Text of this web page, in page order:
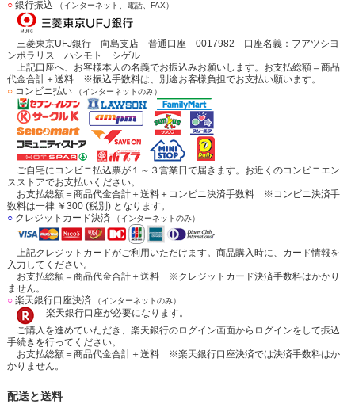
○銀行振込 （インターネット、電話、FAX）
三菱東京UFJ銀行 向島支店 普通口座 0017982 口座名義：フアツシヨ
ンポラリス ハシモト シゲル
上記口座へ、お客様本人の名義でお振込みお願いします。お支払総額＝商品
代金合計＋送料 ※振込手数料は、別途お客様負担でお支払い願います。
○コンビニ払い （インターネットのみ）
ご自宅にコンビニ払込票が１～３営業日で届きます。お近くのコンビニエン
スストアでお支払いください。
お支払総額＝商品代金合計＋送料＋コンビニ決済手数料 ※コンビニ決済手
数料は一律 ￥300 (税別) となります。
○クレジットカード決済 （インターネットのみ）
上記クレジットカードがご利用いただけます。商品購入時に、カード情報を
入力してください。
お支払総額＝商品代金合計＋送料 ※クレジットカード決済手数料はかかり
ません。
○楽天銀行口座決済 （インターネットのみ）
楽天銀行口座が必要になります。
ご購入を進めていただき、楽天銀行のログイン画面からログインをして振込
手続きを行ってください。
お支払総額＝商品代金合計＋送料 ※楽天銀行口座決済では決済手数料はか
かりません。
配送と送料